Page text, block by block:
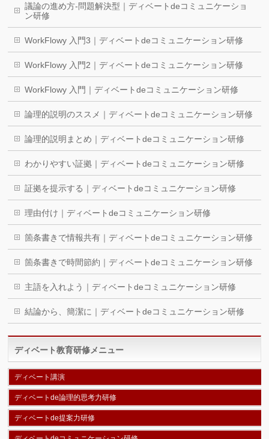
議論の進め方-問題解決型｜ディベートdeコミュニケーショ
ン研修
WorkFlowy 入門3｜ディベートdeコミュニケーション研修
WorkFlowy 入門2｜ディベートdeコミュニケーション研修
WorkFlowy 入門｜ディベートdeコミュニケーション研修
論理的説明のススメ｜ディベートdeコミュニケーション研修
論理的説明まとめ｜ディベートdeコミュニケーション研修
わかりやすい証拠｜ディベートdeコミュニケーション研修
証拠を提示する｜ディベートdeコミュニケーション研修
理由付け｜ディベートdeコミュニケーション研修
箇条書きで情報共有｜ディベートdeコミュニケーション研修
箇条書きで時間節約｜ディベートdeコミュニケーション研修
主語を入れよう｜ディベートdeコミュニケーション研修
結論から、簡潔に｜ディベートdeコミュニケーション研修
ディベート教育研修メニュー
ディベート講演
ディベートde論理的思考力研修
ディベートde提案力研修